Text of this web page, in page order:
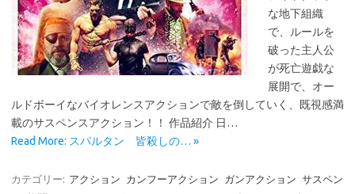
な地下組織
で、ルールを
破った主人公
が死亡遊戯な
展開で、オー
ルドボーイなバイオレンスアクションで敵を倒していく、既視感満
載のサスペンスアクション！！ 作品紹介 日…
Read More: スパルタン 皆殺しの… »
カテゴリー: アクション カンフーアクション ガンアクション サスペン